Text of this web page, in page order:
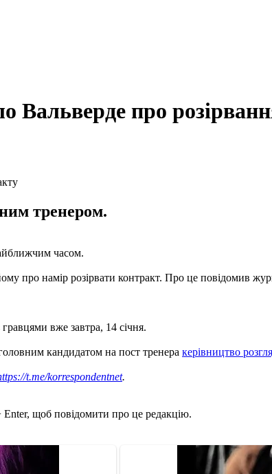
Вальверде про
тренером.
часом.
про намір розірвати контракт. Про це повідомив
вже завтра, 14 січня.
кандидатом на пост тренера керівництво
t.me/korrespondentnet.
Enter, щоб повідомити про це редакцію.